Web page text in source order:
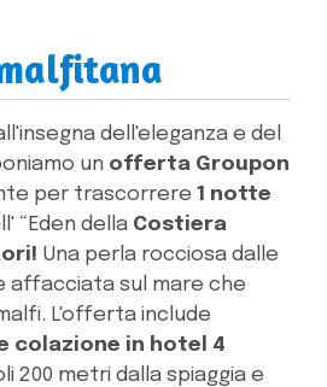
dell'eleganza e del
un offerta Groupon
per trascorrere 1 notte
“Eden della Costiera
Una perla rocciosa dalle
affacciata sul mare che
L'offerta include
colazione in hotel 4
200 metri dalla spiaggia e